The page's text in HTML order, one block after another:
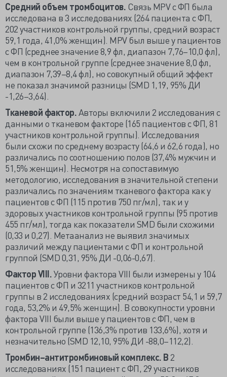
Средний объем тромбоцитов. Связь MPV с ФП была
исследована в 3 исследованиях (264 пациента с ФП,
202 участников контрольной группы, средний возраст
59,1 года, 41,0% женщин). MPV был выше у пациентов
с ФП (среднее значение 8,9 фл, диапазон 7,76–10,0 фл),
чем в контрольной группе (среднее значение 8,0 фл,
диапазон 7,39–8,4 фл), но совокупный общий эффект
не показал значимой разницы (SMD 1,19, 95% ДИ
-1,26–3,64).
Тканевой фактор.Авторы включили 2 исследования с
данными о тканевом факторе (165 пациентов с ФП, 81
участников контрольной группы). Исследования
были схожи по среднему возрасту (64,6 и 62,6 года), но
различались по соотношению полов (37,4% мужчин и
51,5% женщин). Несмотря на сопоставимую
методологию, исследования в значительной степени
различались по значениям тканевого фактора как у
пациентов с ФП (115 против 750 пг/мл), так и у
здоровых участников контрольной группы (95 против
455 пг/мл), тогда как показатели SMD были схожими
(0,33 и 0,27). Метаанализ не выявил значимых
различий между пациентами с ФП и контрольной
группой (SMD 0,31, 95% ДИ -0,06-0,67).
Фактор VIII.Уровни фактора VIII были измерены у 104
пациентов с ФП и 3211 участников контрольной
группы в 2 исследованиях (средний возраст 54,1 и 59,7
года, 53,2% и 49,5% женщин). В совокупности уровни
фактора VIII были выше у пациентов с ФП, чем в
контрольной группе (136,3% против 133,6%), хотя и
незначительно (SMD 12,10, 95% ДИ -88,0–112,2).
Тромбин–антитромбиновый комплекс. В 2
исследованиях (151 пациент с ФП, 29 участников